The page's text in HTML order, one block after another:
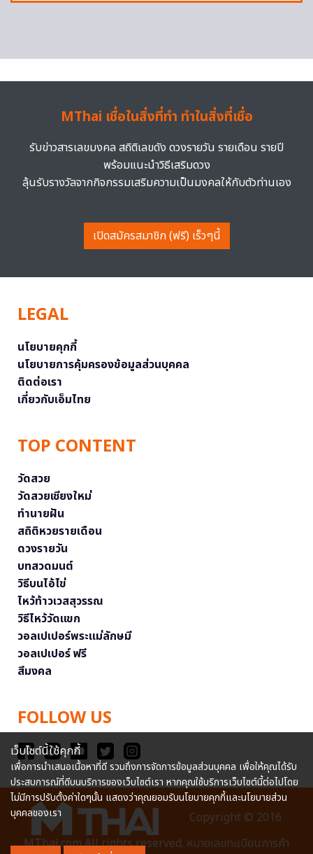
MThai เชื่อในสิ่งที่ทำ ทำในสิ่งที่เชื่อ
รับข่าวสารเลขมงคล สถิติเลขดัง ดวงรายวัน รายเดือน รายปี
พร้อมแนะนำวิธีเสริมดวง
ลุ้นรับรางวัลจากกิจกรรมเสริมความเป็นมงคลให้กับตัวท่านเอง
เปิดสมัครสมาชิก (ฟรี) เร็วๆนี้
LEGAL
นโยบายคุกกี้
นโยบายการคุ้มครองข้อมูลส่วนบุคคล
ติดต่อเรา
เกี่ยวกับเอ็มไทย
TOP CONTENT
วัดสวย
วัดสวยเชียงใหม่
ทำนายฝัน
สถิติหวยรายเดือน
ดวงรายวัน
บทสวดมนต์
วิธีบนไอ้ไข่
ไหว้ท้าวเวสสุวรรณ
วิธีไหว้วัดแขก
วอลเปเปอร์พระแม่ลักษมี
วอลเปเปอร์ ฟรี
สีมงคล
FOLLOW US
Copyright © 2016
MThai.com All rights reserved. หมายเลขทะเบียนการค้า
เว็บไซต์นี้ใช้คุกกี้
เพื่อการนำเสนอเนื้อหาที่ดี รวมถึงการจัดการข้อมูลส่วนบุคคล เพื่อให้คุณได้รับ
ประสบการณ์ที่ดีบนบริการของเว็บไซต์เรา หากคุณใช้บริการเว็บไซต์นี้ต่อไปโดย
ไม่มีการปรับตั้งค่าใดๆนั้น แสดงว่าคุณยอมรับนโยบายคุกกี้และนโยบายส่วน
บุคคลของเรา